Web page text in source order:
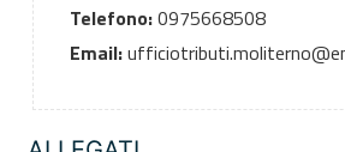
Telefono:0975668508
Email: